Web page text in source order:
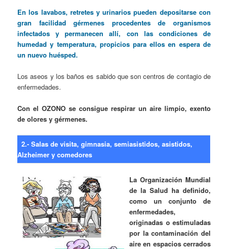
En los lavabos, retretes y urinarios pueden depositarse con
gran facilidad gérmenes procedentes de organismos
infectados y permanecen allí, con las condiciones de
humedad y temperatura, propicios para ellos en espera de
un nuevo huésped.
Los aseos y los baños es sabido que son centros de contagio de
enfermedades.
Con el OZONO se consigue respirar un aire limpio, exento
de olores y gérmenes.
2.- Salas de visita, gimnasia, semiasistidos, asistidos,
Alzheimer y comedores
La Organización Mundial
de la Salud ha definido,
como un conjunto de
enfermedades,
originadas o estimuladas
por la contaminación del
aire en espacios cerrados